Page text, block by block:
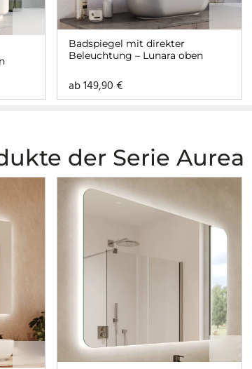
Badspiegel mit direkter
Beleuchtung – Lunara oben
ab149,90€
der Serie Aurea